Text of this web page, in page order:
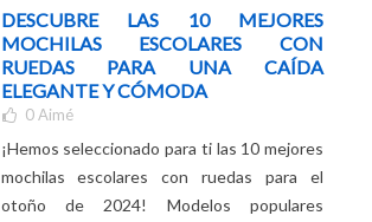
DESCUBRE LAS 10 MEJORES
MOCHILAS ESCOLARES CON
RUEDAS PARA UNA CAÍDA
ELEGANTE Y CÓMODA
0Aimé
¡Hemos seleccionado para ti las 10 mejores